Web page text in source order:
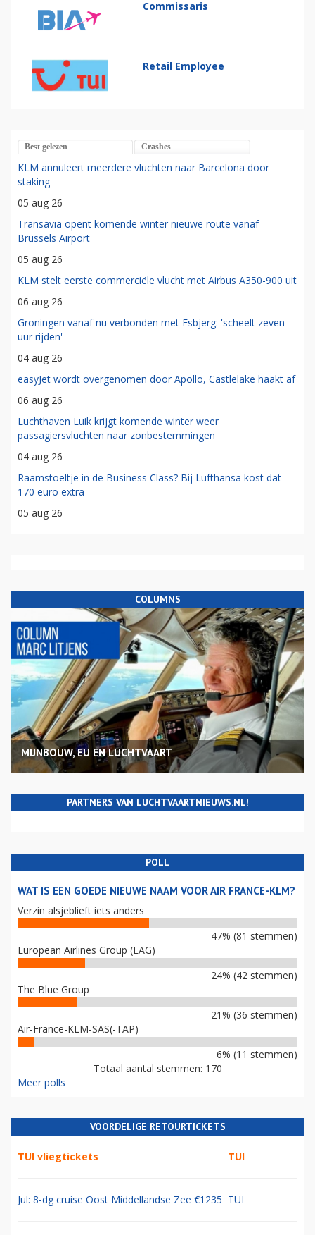
Commissaris
Retail Employee
Best gelezen Crashes
KLM annuleert meerdere vluchten naar Barcelona door
staking
05 aug 26
Transavia opent komende winter nieuwe route vanaf
Brussels Airport
05 aug 26
KLM stelt eerste commerciële vlucht met Airbus A350-900 uit
06 aug 26
Groningen vanaf nu verbonden met Esbjerg: 'scheelt zeven
uur rijden'
04 aug 26
easyJet wordt overgenomen door Apollo, Castlelake haakt af
06 aug 26
Luchthaven Luik krijgt komende winter weer
passagiersvluchten naar zonbestemmingen
04 aug 26
Raamstoeltje in de Business Class? Bij Lufthansa kost dat
170 euro extra
05 aug 26
COLUMNS
MIJNBOUW, EU EN LUCHTVAART
PARTNERS VAN LUCHTVAARTNIEUWS.NL!
POLL
WAT IS EEN GOEDE NIEUWE NAAM VOOR AIR FRANCE-KLM?
Verzin alsjeblieft iets anders
47% (81 stemmen)
European Airlines Group (EAG)
24% (42 stemmen)
The Blue Group
21% (36 stemmen)
Air-France-KLM-SAS(-TAP)
6% (11 stemmen)
Totaal aantal stemmen: 170
Meer polls
VOORDELIGE RETOURTICKETS
TUI vliegtickets TUI
Jul: 8-dg cruise Oost Middellandse Zee €1235 TUI